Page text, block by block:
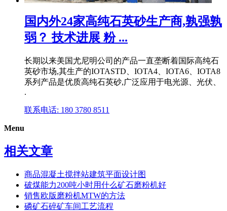
国内外24家高纯石英砂生产商,孰强孰
弱？ 技术进展 粉 ...
长期以来美国尤尼明公司的产品一直垄断着国际高纯石
英砂市场,其生产的IOTASTD、IOTA4、IOTA6、IOTA8
系列产品是优质高纯石英砂,广泛应用于电光源、光伏、
.
联系电话: 180 3780 8511
Menu
相关文章
商品混凝土搅拌站建筑平面设计图
破煤能力200吨小时用什么矿石磨粉机好
销售欧版磨粉机MTW的方法
磷矿石碎矿车间工艺流程